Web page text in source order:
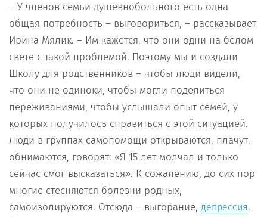
– У членов семьи душевнобольного есть одна
общая потребность – выговориться, – рассказывает
Ирина Мялик. – Им кажется, что они одни на белом
свете с такой проблемой. Поэтому мы и создали
Школу для родственников – чтобы люди видели,
что они не одиноки, чтобы могли поделиться
переживаниями, чтобы услышали опыт семей, у
которых получилось справиться с этой ситуацией.
Люди в группах самопомощи открываются, плачут,
обнимаются, говорят: «Я 15 лет молчал и только
сейчас смог высказаться». К сожалению, до сих пор
многие стесняются болезни родных,
самоизолируются. Отсюда – выгорание, депрессия.